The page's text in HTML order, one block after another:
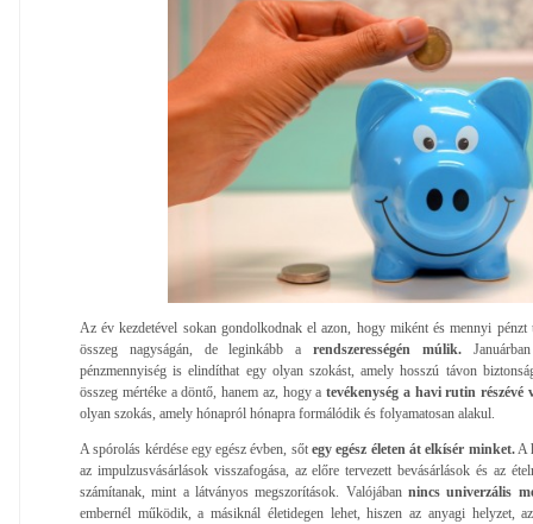
Az év kezdetével sokan gondolkodnak el azon, hogy miként és mennyi pénzt
összeg nagyságán, de leginkább arendszerességén múlik.
pénzmennyiség is elindíthat egy olyan szokást, amely hosszú távon
összeg mértéke a döntő, hanem az, hogy a tevékenység a havi rutin részévé
olyan szokás, amely hónapról hónapra formálódik és folyamatosan alakul.
A spórolás kérdése egy egész évben, sőtegy egész életen át elkísér minket.A
az impulzusvásárlások visszafogása, az előre tervezett bevásárlások és az
számítanak, mint a látványos megszorítások. Valójában nincs univerzális
embernél működik, a másiknál életidegen lehet, hiszen az anyagi helyzet,